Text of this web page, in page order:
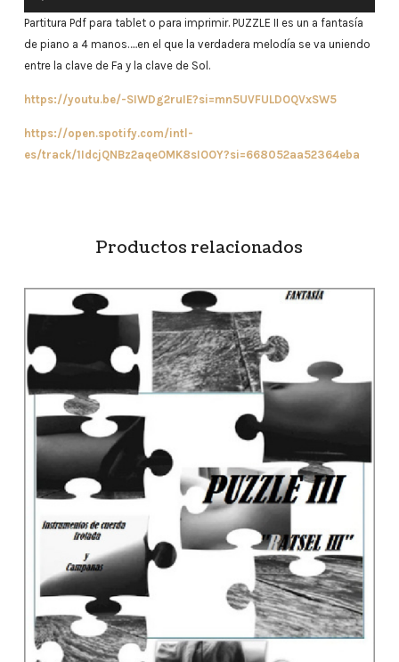
audio
Partitura Pdf para tablet o para imprimir. PUZZLE II es un a fantasía
de piano a 4 manos…..en el que la verdadera melodía se va uniendo
entre la clave de Fa y la clave de Sol.
https://youtu.be/-SIWDg2ruIE?si=mn5UVFULDOQVxSW5
https://open.spotify.com/intl-
es/track/1IdcjQNBz2aqeOMK8sIOOY?si=668052aa52364eba
Productos relacionados